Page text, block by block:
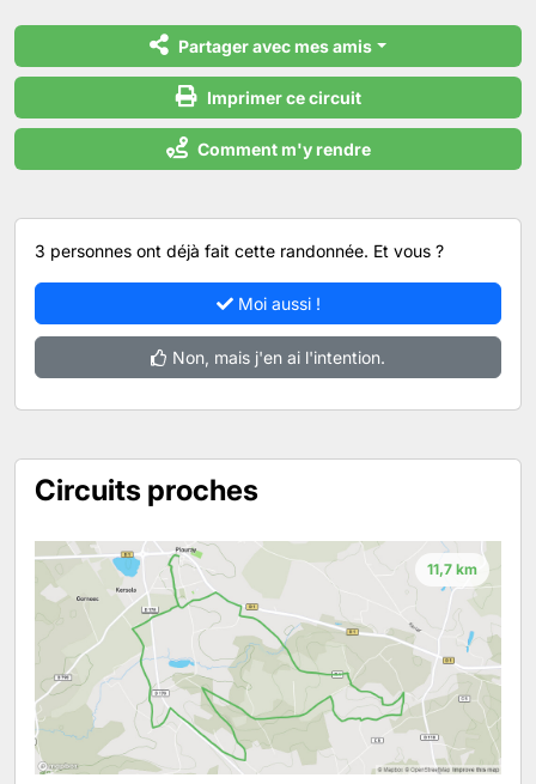
Partager avec mes amis
Imprimer ce circuit
Comment m'y rendre
3 personnes ont déjà fait cette randonnée. Et vous ?
Moi aussi !
Non, mais j'en ai l'intention.
Circuits proches
11,7 km